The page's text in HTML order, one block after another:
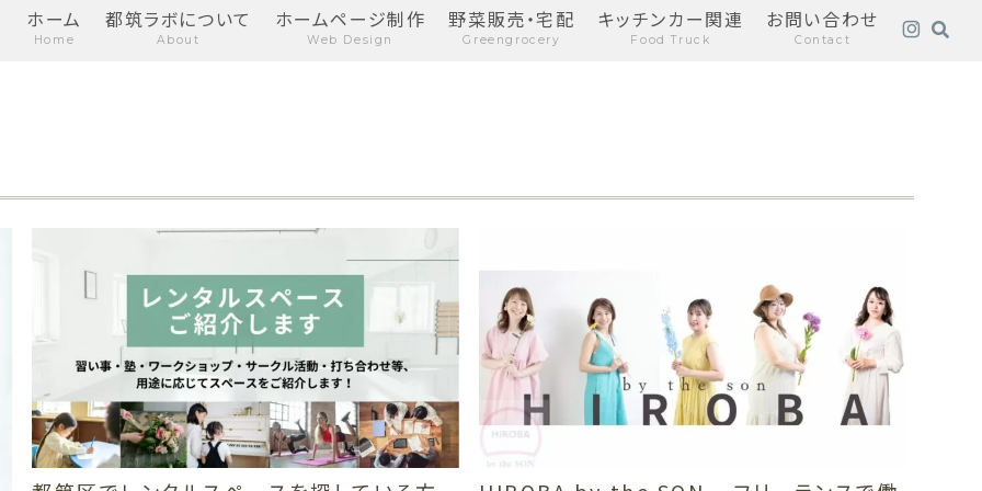
ホーム
Home
都筑ラボについて
About
ホームページ制作
Web Design
野菜販売・宅配
Greengrocery
キッチンカー関連
Food Truck
お問い合わせ
Contact